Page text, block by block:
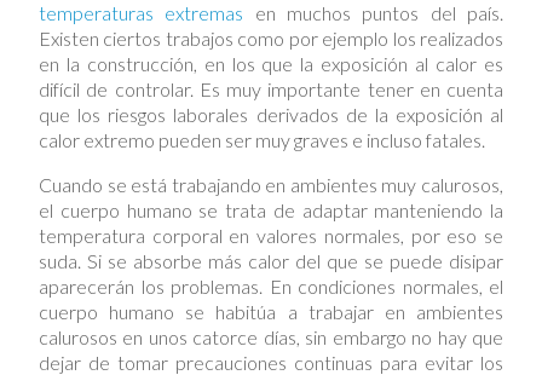
temperaturas extremas en muchos puntos del país.
Existen ciertos trabajos como por ejemplo los realizados
en la construcción, en los que la exposición al calor es
difícil de controlar. Es muy importante tener en cuenta
que los riesgos laborales derivados de la exposición al
calor extremo pueden ser muy graves e incluso fatales.
Cuando se está trabajando en ambientes muy calurosos,
el cuerpo humano se trata de adaptar manteniendo la
temperatura corporal en valores normales, por eso se
suda. Si se absorbe más calor del que se puede disipar
aparecerán los problemas. En condiciones normales, el
cuerpo humano se habitúa a trabajar en ambientes
calurosos en unos catorce días, sin embargo no hay que
dejar de tomar precauciones continuas para evitar los